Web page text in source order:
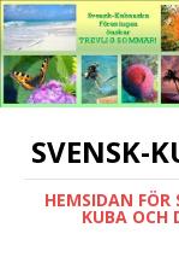
SVENSK-
HEMSIDAN
KUBA OCH